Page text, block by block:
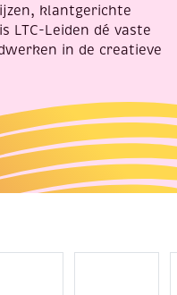
klantgerichte
LTC-Leiden dé vaste
in de creatieve